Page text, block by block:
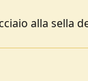
alla sella